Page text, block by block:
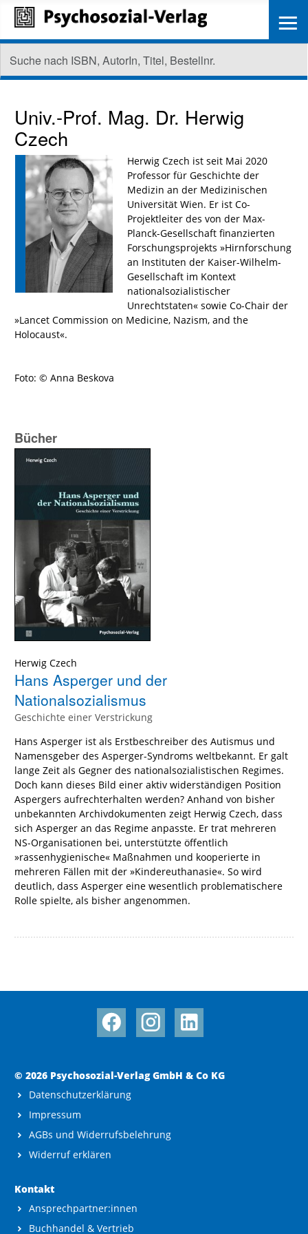
Univ.-Prof. Mag. Dr. Herwig
Czech
Herwig Czech ist seit Mai 2020
Professor für Geschichte der
Medizin an der Medizinischen
Universität Wien. Er ist Co-
Projektleiter des von der Max-
Planck-Gesellschaft finanzierten
Forschungsprojekts »Hirnforschung
an Instituten der Kaiser-Wilhelm-
Gesellschaft im Kontext
nationalsozialistischer
Unrechtstaten« sowie Co-Chair der
»Lancet Commission on Medicine, Nazism, and the
Holocaust«.
Foto: © Anna Beskova
Bücher
Herwig Czech
Hans Asperger und der
Nationalsozialismus
Geschichte einer Verstrickung
Hans Asperger ist als Erstbeschreiber des Autismus und
Namensgeber des Asperger-Syndroms weltbekannt. Er galt
lange Zeit als Gegner des nationalsozialistischen Regimes.
Doch kann dieses Bild einer aktiv widerständigen Position
Aspergers aufrechterhalten werden? Anhand von bisher
unbekannten Archivdokumenten zeigt Herwig Czech, dass
sich Asperger an das Regime anpasste. Er trat mehreren
NS-Organisationen bei, unterstützte öffentlich
»rassenhygienische« Maßnahmen und kooperierte in
mehreren Fällen mit der »Kindereuthanasie«. So wird
deutlich, dass Asperger eine wesentlich problematischere
Rolle spielte, als bisher angenommen.
© 2026 Psychosozial-Verlag GmbH & Co KG
Datenschutzerklärung
Impressum
AGBs und Widerrufsbelehrung
Widerruf erklären
Kontakt
Ansprechpartner:innen
Buchhandel & Vertrieb
≡